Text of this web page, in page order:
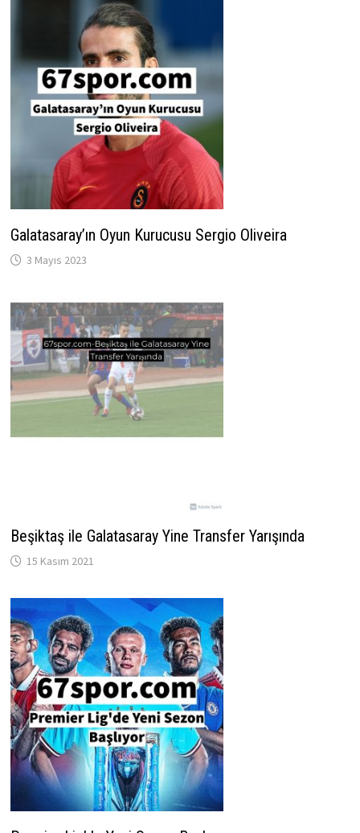
Galatasaray’ın Oyun Kurucusu Sergio Oliveira
3 Mayıs 2023
Beşiktaş ile Galatasaray Yine Transfer Yarışında
15 Kasım 2021